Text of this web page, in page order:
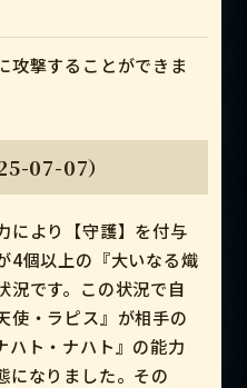
攻撃することができま
07-07）
により【守護】を付与
4個以上の『大いなる熾
況です。この状況で自
使・ラピス』が相手の
ハト・ナハト』の能力
になりました。その